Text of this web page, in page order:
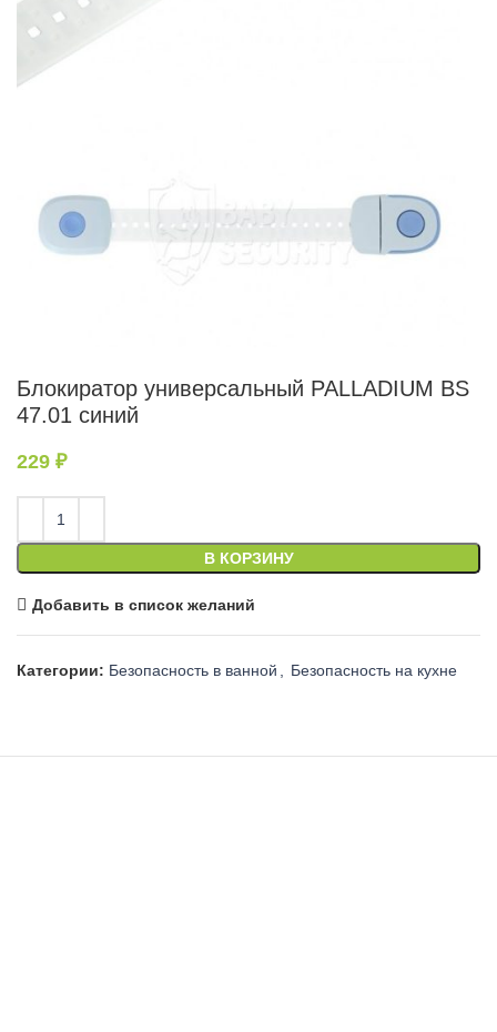
Блокиратор универсальный PALLADIUM BS
47.01 синий
229 ₽
В КОРЗИНУ
Добавить в список желаний
Категории: Безопасность в ванной Безопасность на кухне